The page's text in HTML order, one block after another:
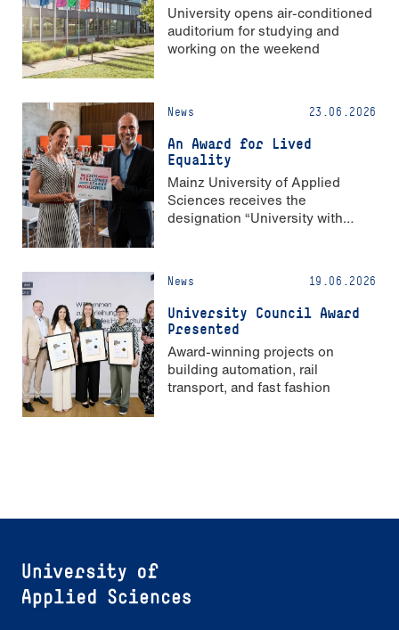
University opens air-conditioned
auditorium for studying and
working on the weekend
News 23.06.2026
An Award for Lived
Equality
Mainz University of Applied
Sciences receives the
designation “University with
News 19.06.2026
University Council Award
Presented
Award-winning projects on
building automation, rail
transport, and fast fashion